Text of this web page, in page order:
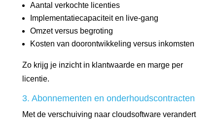
Aantal verkochte licenties
Implementatiecapaciteit en live-gang
Omzet versus begroting
Kosten van doorontwikkeling versus inkomsten
Zo krijg je inzicht in klantwaarde en marge per
licentie.
3. Abonnementen en onderhoudscontracten
Met de verschuiving naar cloudsoftware verandert